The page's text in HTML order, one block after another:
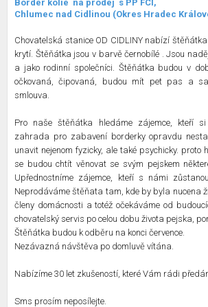
Border kolie na prodej s PP FCI,
Chlumec nad Cidlinou (Okres Hradec
Chovatelská stanice OD CIDLINY nabízí
krytí. Štěňátka jsou v barvě černobílé . Jsou
a jako rodinní společníci. Štěňátka budou v
očkovaná, čipovaná, budou mít pet pas a
smlouva.
Pro naše štěňátka hledáme zájemce, kteří
zahrada pro zabavení borderky opravdu
unavit nejenom fyzicky, ale také psychicky. proto
se budou chtít věnovat se svým pejskem
Upřednostníme zájemce, kteří s námi
Neprodáváme štěňata tam, kde by byla nucena
členy domácnosti a totéž očekáváme od
chovatelský servis po celou dobu života pejska,
Štěňátka budou k odběru na konci července.
Nezávazná návštěva po domluvě vítána.
Nabízíme 30 let zkušeností, které Vám rádi
Sms prosím neposílejte.